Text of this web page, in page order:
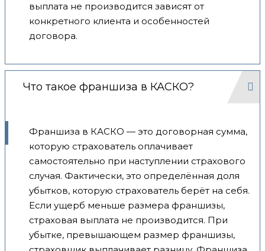
выплата не производится зависят от
конкретного клиента и особенностей
договора.
Что такое франшиза в КАСКО?
Франшиза в КАСКО — это договорная сумма,
которую страхователь оплачивает
самостоятельно при наступлении страхового
случая. Фактически, это определённая доля
убытков, которую страхователь берёт на себя.
Если ущерб меньше размера франшизы,
страховая выплата не производится. При
убытке, превышающем размер франшизы,